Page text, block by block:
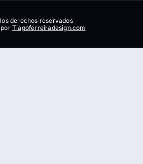
derechos reservados
porTiagoferreiradesign.com